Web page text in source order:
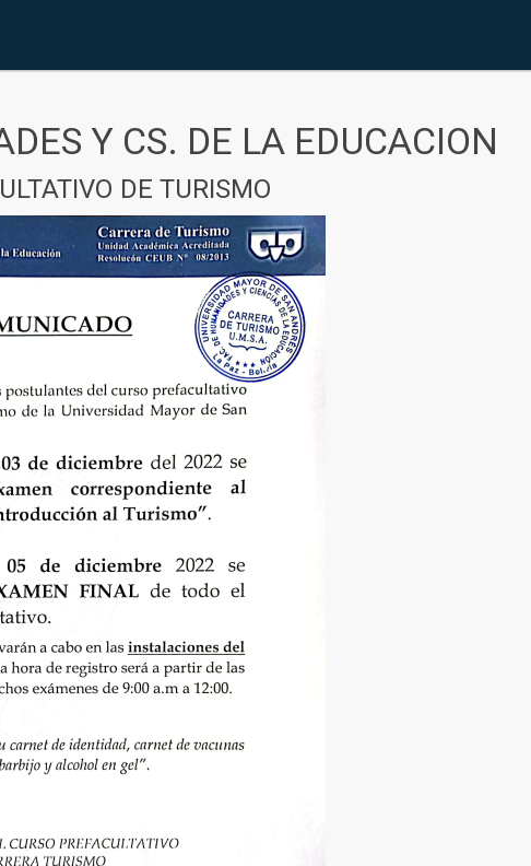
Y CS. DE LA EDUCACION
DE TURISMO